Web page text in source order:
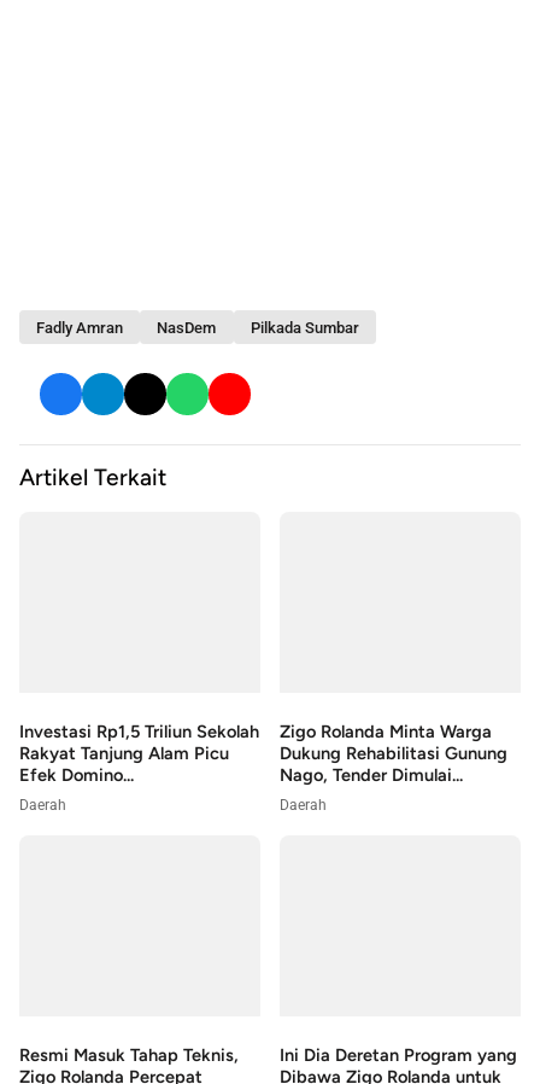
Fadly Amran NasDem Pilkada Sumbar
Artikel Terkait
Investasi Rp1,5 Triliun Sekolah
Rakyat Tanjung Alam Picu
Efek Domino...
Daerah
Zigo Rolanda Minta Warga
Dukung Rehabilitasi Gunung
Nago, Tender Dimulai...
Daerah
Resmi Masuk Tahap Teknis,
Zigo Rolanda Percepat
Ini Dia Deretan Program yang
Dibawa Zigo Rolanda untuk